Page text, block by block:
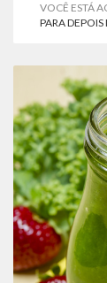
VOCÊ ESTÁ
PARA DEPOIS